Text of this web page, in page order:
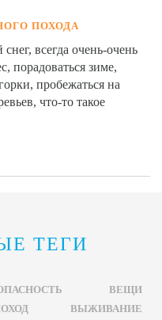
ПОХОДА
всегда очень-очень
порадоваться зиме,
пробежаться на
что-то такое
ТЕГИ
ВЕЩИ
ВЫЖИВАНИЕ